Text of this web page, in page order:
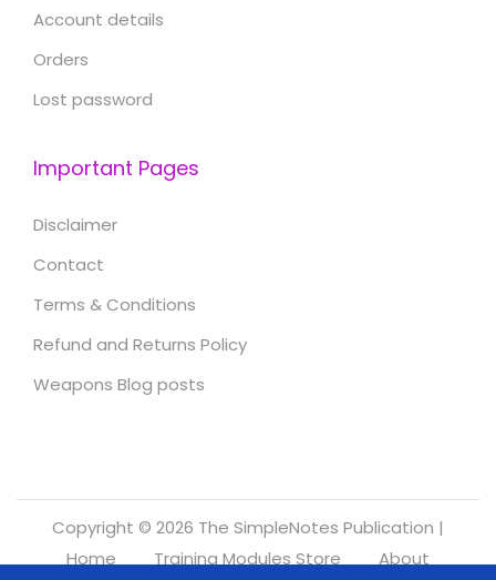
Account details
Orders
Lost password
Important Pages
Disclaimer
Contact
Terms & Conditions
Refund and Returns Policy
Weapons Blog posts
Copyright © 2026 The SimpleNotes Publication |
Home
Training Modules Store
About